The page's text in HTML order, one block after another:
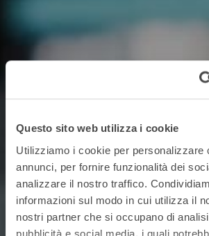
Questo sito web utilizza i cookie
Utilizziamo i cookie per personalizzare
annunci, per fornire funzionalità dei
analizzare il nostro traffico.
informazioni sul modo in cui utilizza il
nostri partner che si occupano di
pubblicità e social media, i quali
Monitor per